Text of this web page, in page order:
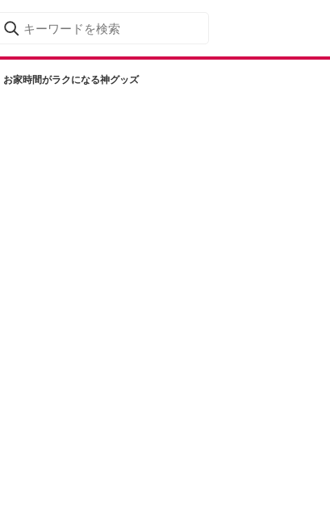
家時間がラクになる神グッズ